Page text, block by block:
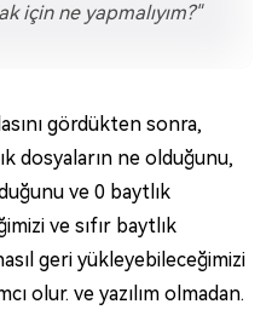
için ne yapmalıyım?"
gördükten sonra,
dosyaların ne olduğunu,
ve 0 baytlık
ve sıfır baytlık
geri yükleyebileceğimizi
olur. ve yazılım olmadan.